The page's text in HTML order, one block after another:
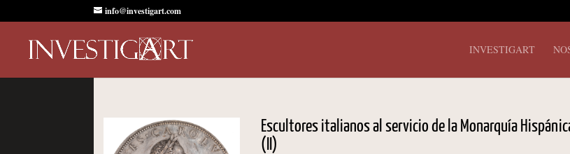
info@investigart.com
INVESTIGART
Escultores italianos al servicio de la Monarquía
(II)